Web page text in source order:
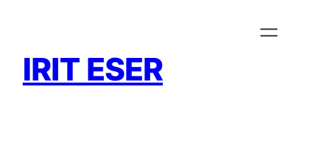
IRIT ESER